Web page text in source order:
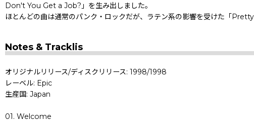
Don't You Get a Job?」を生み出しました。
ほとんどの曲は通常のパンク・ロックだが、ラテン系の影響を受けた「
Notes & Tracklis
オリジナルリリース/ディスクリリース: 1998/1998
レーベル: Epic
生産国: Japan
01. Welcome